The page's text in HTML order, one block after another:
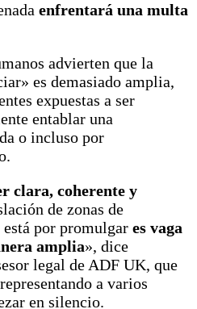
enfrentará una multa
advierten que la
es demasiado amplia,
expuestas a ser
entablar una
o incluso por
clara, coherente y
de zonas de
por promulgar es vaga
amplia», dice
legal de ADF UK, que
a varios
en silencio.